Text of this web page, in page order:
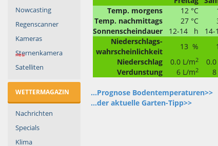
Nowcasting
Regenscanner
Kameras
Sternenkamera
neu
Satelliten
WETTERMAGAZIN
Nachrichten
Specials
Klima
Temp. morgens
12 °C
Temp. nachmittags
27 °C
Sonnenscheindauer
12-14 h
Niederschlags-
wahrscheinlichkeit
13 %
Niederschlag
0.0 L/m2
Verdunstung 6 L/m2
...Prognose Bodentemperaturen>>
...der aktuelle Garten-Tipp>>